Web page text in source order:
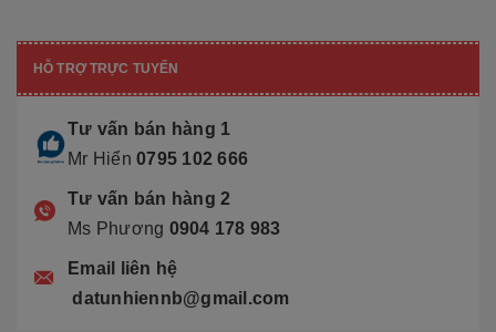
HỖ TRỢ TRỰC TUYẾN
Tư vấn bán hàng 1
Mr Hiển 0795 102 666
Tư vấn bán hàng 2
Ms Phương 0904 178 983
Email liên hệ
datunhiennb@gmail.com